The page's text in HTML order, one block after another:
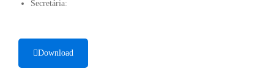
Secretária:
Download